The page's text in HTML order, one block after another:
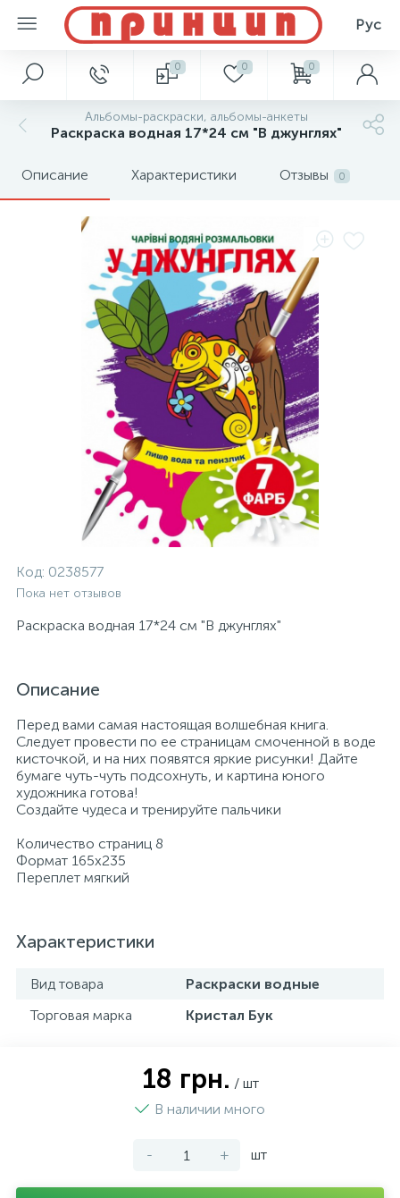
Рус
0 0 0
Альбомы-раскраски, альбомы-анкеты
Раскраска водная 17*24 см "В джунглях"
Описание Характеристики Отзывы 0
Код: 0238577
Пока нет отзывов
Раскраска водная 17*24 см "В джунглях"
Описание
Перед вами самая настоящая волшебная книга.
Следует провести по ее страницам смоченной в воде
кисточкой, и на них появятся яркие рисунки! Дайте
бумаге чуть-чуть подсохнуть, и картина юного
художника готова!
Создайте чудеса и тренируйте пальчики
Количество страниц 8
Формат 165х235
Переплет мягкий
Характеристики
Вид товара
Раскраски водные
Торговая марка
Кристал Бук
18 грн. / шт
В наличии много
- + шт